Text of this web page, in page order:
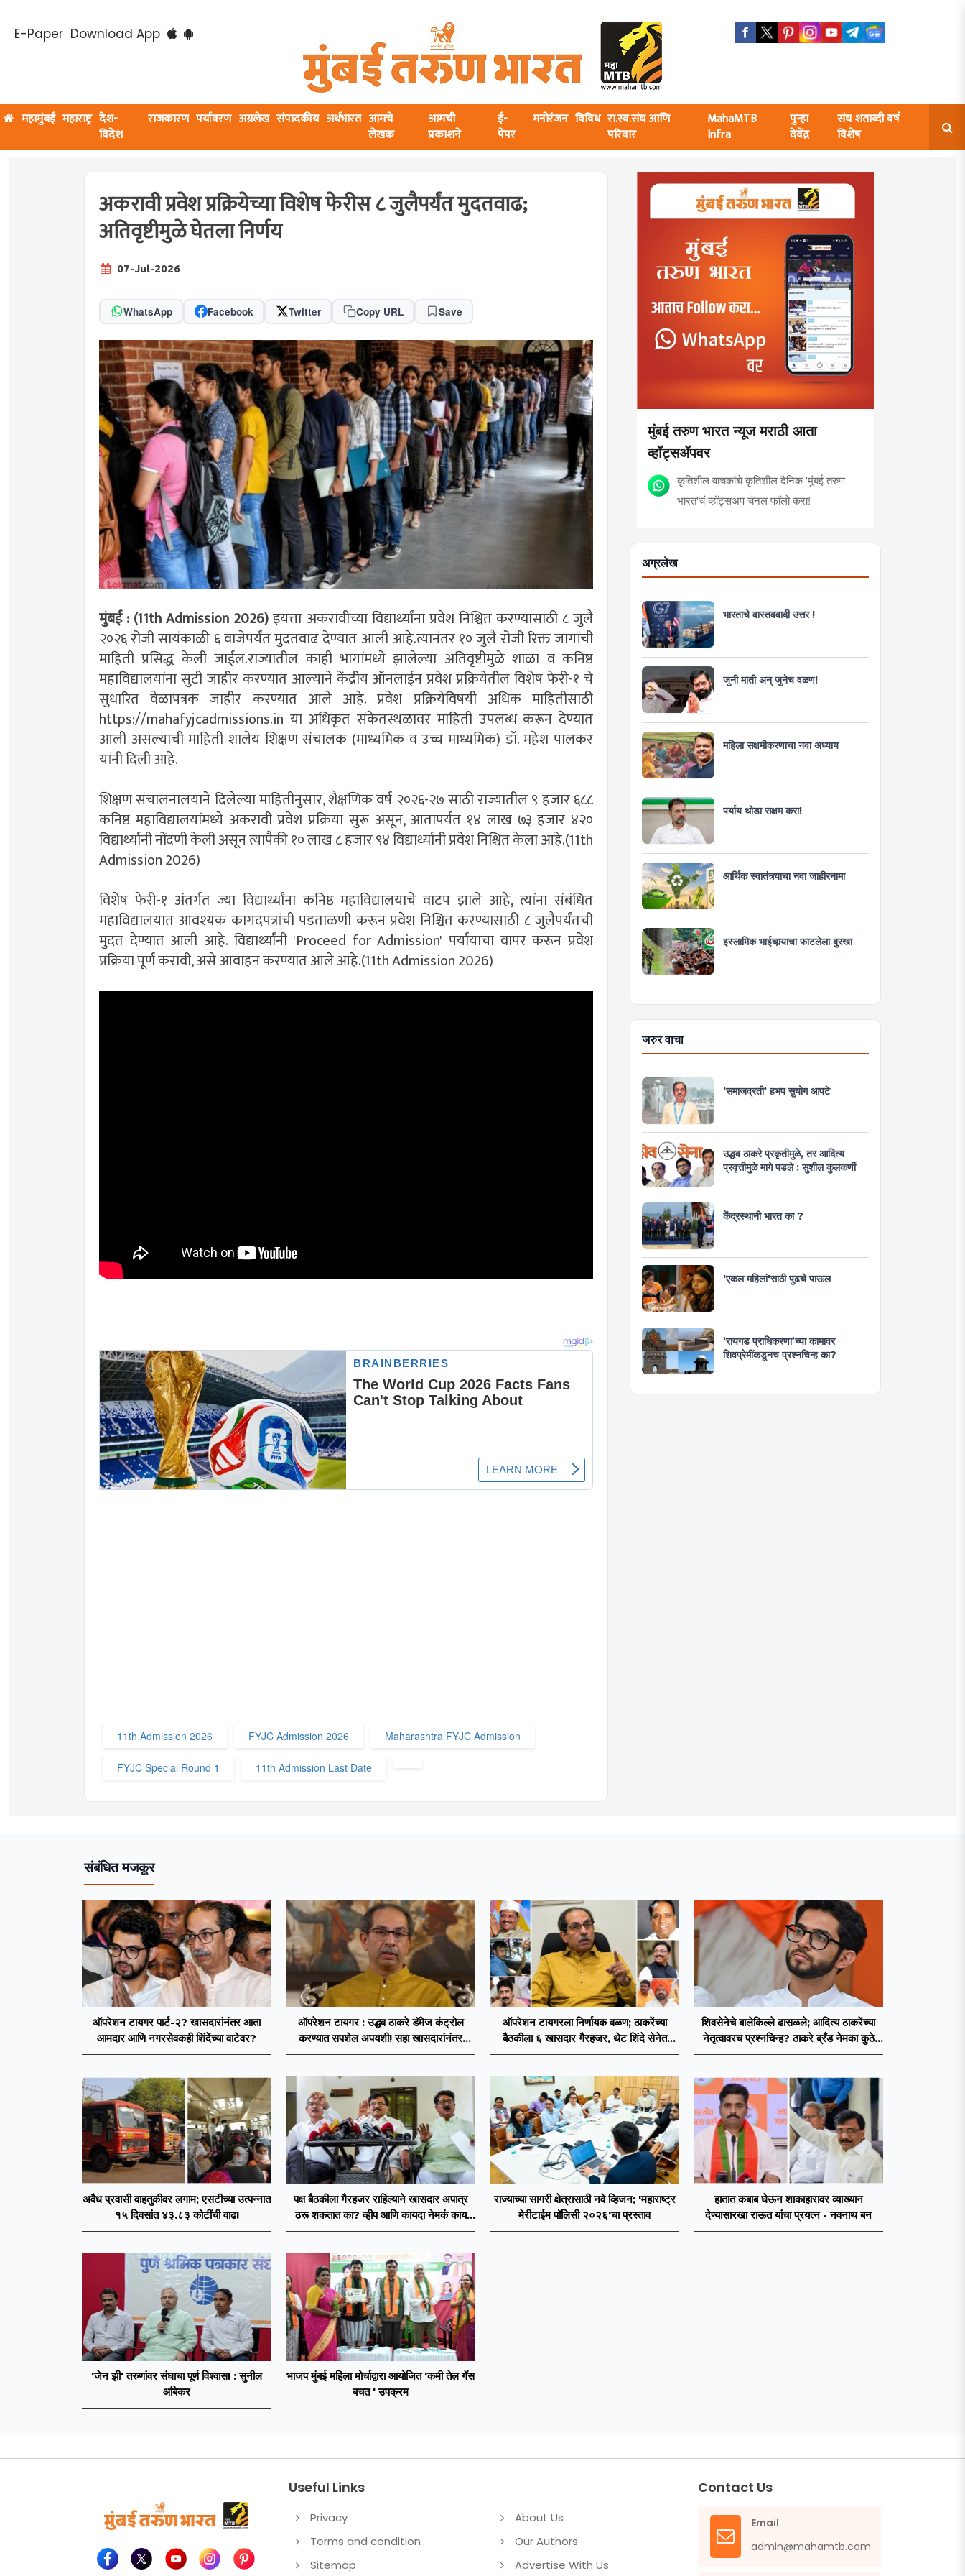
E-Paper Download App
महामुंबई महाराष्ट्र देश-
विदेश
राजकारण पर्यावरण अग्रलेख संपादकीय अर्थभारत आमचे
लेखक
आमची
प्रकाशने
ई-
पेपर
मनोरंजन विविध रा.स्व.संघ आणि
परिवार
MahaMTB
Infra
पुन्हा
देवेंद्र
संघ शताब्दी वर्ष
विशेष
अकरावी प्रवेश प्रक्रियेच्या विशेष फेरीस ८ जुलैपर्यंत मुदतवाढ;
अतिवृष्टीमुळे घेतला निर्णय
07-Jul-2026
WhatsApp Facebook Twitter Copy URL Save
मुंबई : (11th Admission 2026)इयत्ता अकरावीच्या विद्यार्थ्यांना प्रवेश निश्चित करण्यासाठी ८ जुलै
२०२६ रोजी सायंकाळी ६ वाजेपर्यंत मुदतवाढ देण्यात आली आहे.त्यानंतर १० जुलै रोजी रिक्त जागांची
माहिती प्रसिद्ध केली जाईल.राज्यातील काही भागांमध्ये झालेल्या अतिवृष्टीमुळे शाळा व कनिष्ठ
महाविद्यालयांना सुटी जाहीर करण्यात आल्याने केंद्रीय ऑनलाईन प्रवेश प्रक्रियेतील विशेष फेरी-१ चे
सुधारित वेळापत्रक जाहीर करण्यात आले आहे. प्रवेश प्रक्रियेविषयी अधिक माहितीसाठी
https://mahafyjcadmissions.in या अधिकृत संकेतस्थळावर माहिती उपलब्ध करून देण्यात
आली असल्याची माहिती शालेय शिक्षण संचालक (माध्यमिक व उच्च माध्यमिक) डॉ. महेश पालकर
यांनी दिली आहे.
शिक्षण संचालनालयाने दिलेल्या माहितीनुसार, शैक्षणिक वर्ष २०२६-२७ साठी राज्यातील ९ हजार ६८८
कनिष्ठ महाविद्यालयांमध्ये अकरावी प्रवेश प्रक्रिया सुरू असून, आतापर्यंत १४ लाख ७३ हजार ४२०
विद्यार्थ्यांनी नोंदणी केली असून त्यापैकी १० लाख ८ हजार ९४ विद्यार्थ्यांनी प्रवेश निश्चित केला आहे.(11th
Admission 2026)
विशेष फेरी-१ अंतर्गत ज्या विद्यार्थ्यांना कनिष्ठ महाविद्यालयाचे वाटप झाले आहे, त्यांना संबंधित
महाविद्यालयात आवश्यक कागदपत्रांची पडताळणी करून प्रवेश निश्चित करण्यासाठी ८ जुलैपर्यंतची
मुदत देण्यात आली आहे. विद्यार्थ्यांनी 'Proceed for Admission' पर्यायाचा वापर करून प्रवेश
प्रक्रिया पूर्ण करावी, असे आवाहन करण्यात आले आहे.(11th Admission 2026)
11th Admission 2026 FYJC Admission 2026 Maharashtra FYJC Admission
FYJC Special Round 1 11th Admission Last Date
मुंबई तरुण भारत न्यूज मराठी आता
व्हॉट्सॲपवर
कृतिशील वाचकांचे कृतिशील दैनिक 'मुंबई तरुण
भारत'चं व्हॉट्सअप चॅनल फॉलो करा!
अग्रलेख
भारताचे वास्तववादी उत्तर !
जुनी माती अन् जुनेच वळण!
महिला सक्षमीकरणाचा नवा अध्याय
पर्याय थोडा सक्षम करा!
आर्थिक स्वातंत्र्याचा नवा जाहीरनामा
इस्लामिक भाईचार्‍याचा फाटलेला बुरखा
जरुर वाचा
'समाजव्रती' हभप सुयोग आपटे
उद्धव ठाकरे प्रकृतीमुळे, तर आदित्य
प्रवृत्तीमुळे मागे पडले : सुशील कुलकर्णी
केंद्रस्थानी भारत का ?
'एकल महिलां'साठी पुढचे पाऊल
‘रायगड प्राधिकरणा’च्या कामावर
शिवप्रेमींकडूनच प्रश्नचिन्ह का?
संबंधित मजकूर
ऑपरेशन टायगर पार्ट-२? खासदारांनंतर आता
आमदार आणि नगरसेवकही शिंदेंच्या वाटेवर?
ऑपरेशन टायगर : उद्धव ठाकरे डॅमेज कंट्रोल
करण्यात सपशेल अपयशी! सहा खासदारांनंतर
आमदारांसह नगरसेवकही शिंदेंकडे जाण्याच्या चर्चा
ऑपरेशन टायगरला निर्णायक वळण; ठाकरेंच्या
बैठकीला ६ खासदार गैरहजर, थेट शिंदे सेनेत
विलीन होण्याचा प्रस्ताव?
शिवसेनेचे बालेकिल्ले ढासळले; आदित्य ठाकरेंच्या
नेतृत्वावरच प्रश्नचिन्ह? ठाकरे ब्रँड नेमका कुठे
चुकला?
अवैध प्रवासी वाहतुकीवर लगाम; एसटीच्या उत्पन्नात
१५ दिवसांत ४३.८३ कोटींची वाढ!
पक्ष बैठकीला गैरहजर राहिल्याने खासदार अपात्र
ठरू शकतात का? व्हीप आणि कायदा नेमकं काय
सांगतो?
राज्याच्या सागरी क्षेत्रासाठी नवे व्हिजन; 'महाराष्ट्र
मेरीटाईम पॉलिसी २०२६'चा प्रस्ताव
हातात कबाब घेऊन शाकाहारावर व्याख्यान
देण्यासारखा राऊत यांचा प्रयत्न - नवनाथ बन
'जेन झी' तरुणांवर संघाचा पूर्ण विश्वास! : सुनील
आंबेकर
भाजप मुंबई महिला मोर्चाद्वारा आयोजित 'कमी तेल गॅस
बचत ' उपक्रम
Useful Links
Privacy
Terms and condition
Sitemap
About Us
Our Authors
Advertise With Us
Contact Us
Email
admin@mahamtb.com